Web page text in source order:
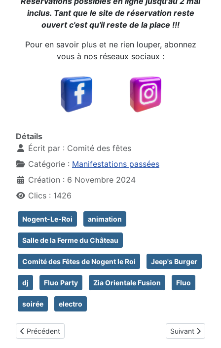
inclus. Tant que le site de réservation reste
ouvert c'est qu'il reste de la place !!!
Pour en savoir plus et ne rien louper, abonnez
vous à nos réseaux sociaux :
Détails
Écrit par : Comité des fêtes
Catégorie : Manifestations passées
Création : 6 Novembre 2024
Clics : 1426
Nogent-Le-Roi animation
Salle de la Ferme du Château
Comité des Fêtes de Nogent le Roi Jeep's Burger
dj Fluo Party Zia Orientale Fusion Fluo
soirée electro
Article précédent : 9 février 2025 - SALON ROMANTIQUE
Précédent Article suivant :
Suivant